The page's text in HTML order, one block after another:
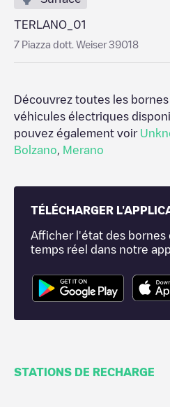
TERLANO_01
7 Piazza dott. Weiser 39018
Découvrez toutes les
véhicules électriques
pouvez également voir
Bolzano
Merano
TÉLÉCHARGER
Afficher l'état des bornes
temps réel dans notre
STATIONS DE RECHARGE